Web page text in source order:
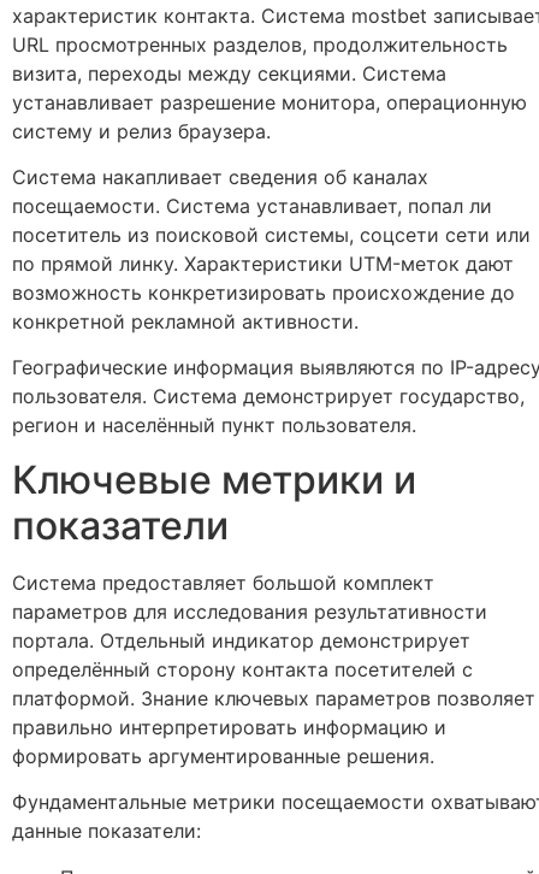
характеристик контакта. Система mostbet
URL просмотренных разделов, продолжительность
визита, переходы между секциями. Система
устанавливает разрешение монитора, операционную
систему и релиз браузера.
Система накапливает сведения об каналах
посещаемости. Система устанавливает, попал ли
посетитель из поисковой системы, соцсети сети или
по прямой линку. Характеристики UTM-меток дают
возможность конкретизировать происхождение до
конкретной рекламной активности.
Географические информация выявляются по IP-
пользователя. Система демонстрирует государство,
регион и населённый пункт пользователя.
Ключевые метрики и
показатели
Система предоставляет большой комплект
параметров для исследования результативности
портала. Отдельный индикатор демонстрирует
определённый сторону контакта посетителей с
платформой. Знание ключевых параметров позволяет
правильно интерпретировать информацию и
формировать аргументированные решения.
Фундаментальные метрики посещаемости
данные показатели: